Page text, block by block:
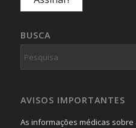
BUSCA
AVISOS IMPORTANTES
As informações médicas